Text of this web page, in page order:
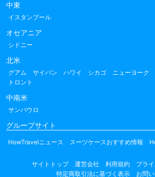
中東
イスタンブール
オセアニア
シドニー
北米
グアム サイパン ハワイ シカゴ ニューヨーク
トロント
中南米
サンパウロ
グループサイト
HowTravelニュース スーツケースおすすめ情報
サイトトップ 運営会社 利用規約
プラ
特定商取引法に基づく表示
お問